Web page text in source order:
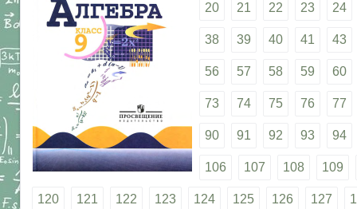
20 21 22 23 24
38 39 40 41 43
56 57 58 59 60
73 74 75 76 77
90 91 92 93 94
106 107 108 109
120 121 122 123 124 125 126 127